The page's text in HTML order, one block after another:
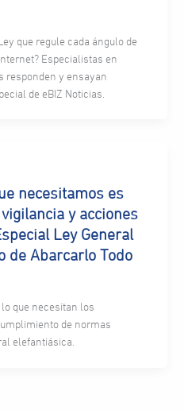
que regule cada ángulo de
Especialistas en
responden y ensayan
de eBIZ Noticias.
necesitamos es
y acciones
Ley General
de Abarcarlo Todo
lo que necesitan los
de normas
elefantiásica.